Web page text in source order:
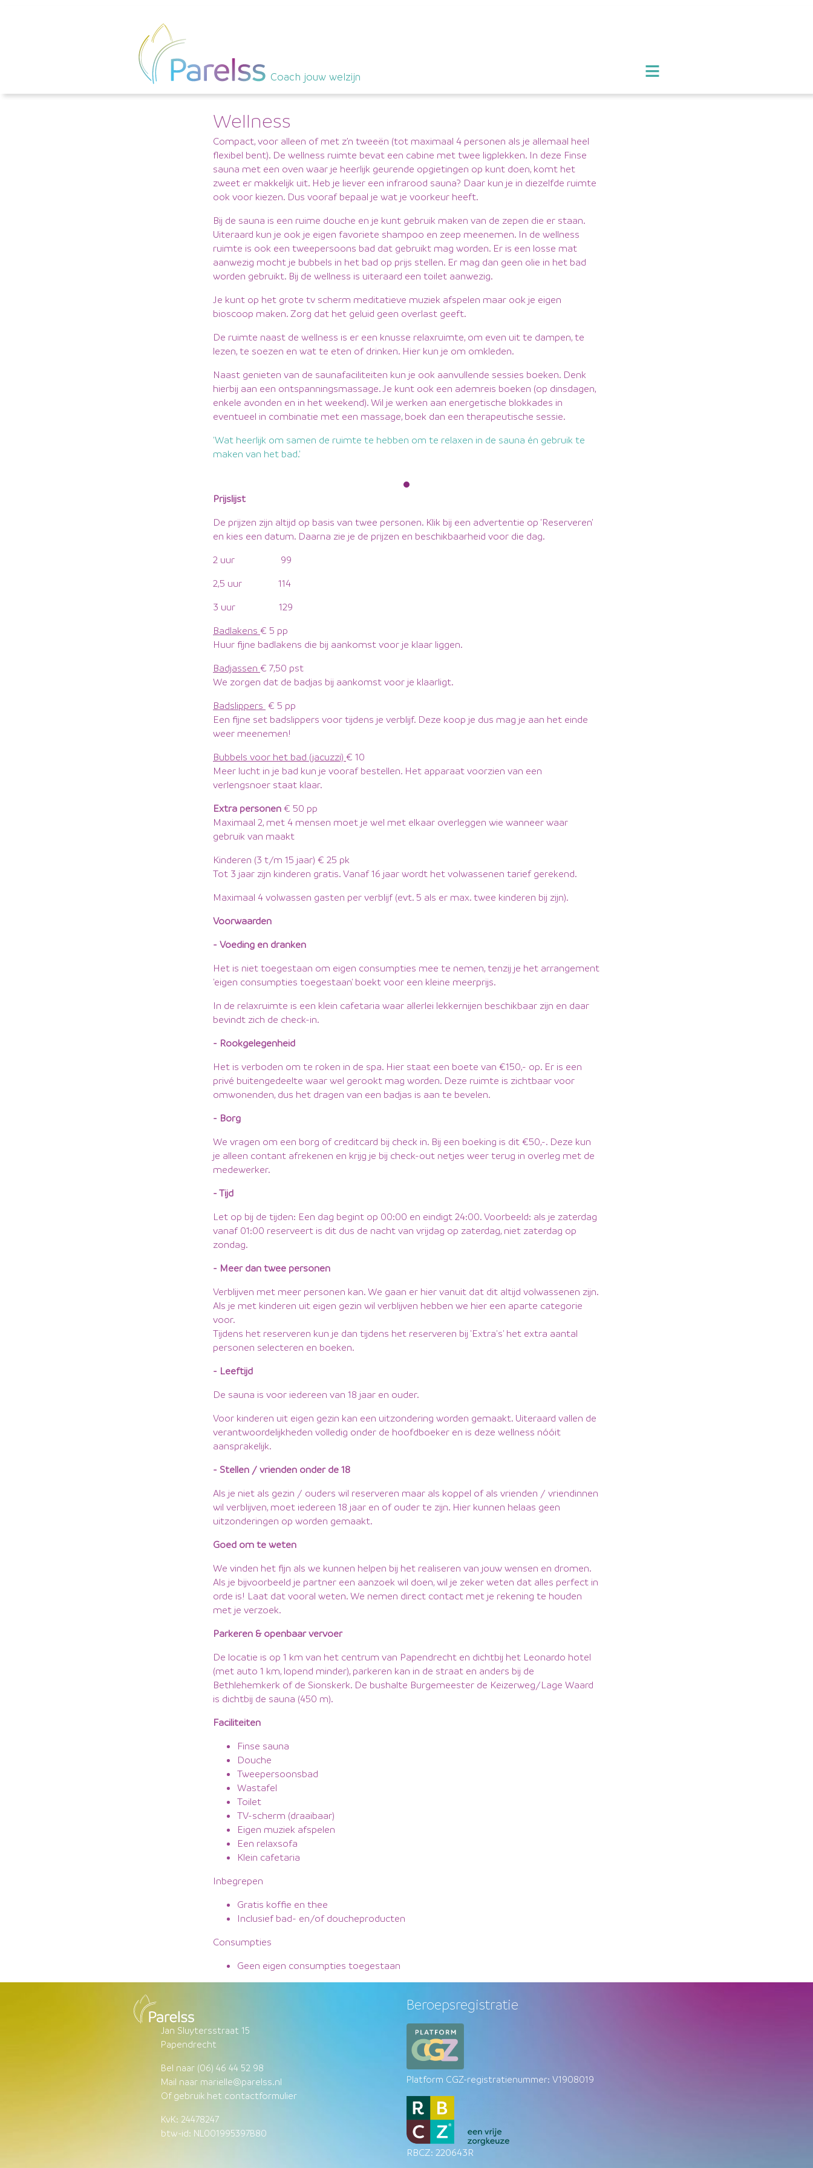
Coach jouw welzijn ≡
Wellness
Compact, voor alleen of met z’n tweeën (tot maximaal 4 personen als je allemaal heel
flexibel bent). De wellness ruimte bevat een cabine met twee ligplekken. In deze Finse
sauna met een oven waar je heerlijk geurende opgietingen op kunt doen, komt het
zweet er makkelijk uit. Heb je liever een infrarood sauna? Daar kun je in diezelfde ruimte
ook voor kiezen. Dus vooraf bepaal je wat je voorkeur heeft.
Bij de sauna is een ruime douche en je kunt gebruik maken van de zepen die er staan.
Uiteraard kun je ook je eigen favoriete shampoo en zeep meenemen. In de wellness
ruimte is ook een tweepersoons bad dat gebruikt mag worden. Er is een losse mat
aanwezig mocht je bubbels in het bad op prijs stellen. Er mag dan geen olie in het bad
worden gebruikt. Bij de wellness is uiteraard een toilet aanwezig.
Je kunt op het grote tv scherm meditatieve muziek afspelen maar ook je eigen
bioscoop maken. Zorg dat het geluid geen overlast geeft.
De ruimte naast de wellness is er een knusse relaxruimte, om even uit te dampen, te
lezen, te soezen en wat te eten of drinken. Hier kun je om omkleden.
Naast genieten van de saunafaciliteiten kun je ook aanvullende sessies boeken. Denk
hierbij aan een ontspanningsmassage. Je kunt ook een ademreis boeken (op dinsdagen,
enkele avonden en in het weekend). Wil je werken aan energetische blokkades in
eventueel in combinatie met een massage, boek dan een therapeutische sessie.
'Wat heerlijk om samen de ruimte te hebben om te relaxen in de sauna én gebruik te
maken van het bad.'
Prijslijst
De prijzen zijn altijd op basis van twee personen. Klik bij een advertentie op 'Reserveren'
en kies een datum. Daarna zie je de prijzen en beschikbaarheid voor die dag.
2 uur 99
2,5 uur 114
3 uur 129
Badlakens € 5 pp
Huur fijne badlakens die bij aankomst voor je klaar liggen.
Badjassen € 7,50 pst
We zorgen dat de badjas bij aankomst voor je klaarligt.
Badslippers € 5 pp
Een fijne set badslippers voor tijdens je verblijf. Deze koop je dus mag je aan het einde
weer meenemen!
Bubbels voor het bad (jacuzzi) € 10
Meer lucht in je bad kun je vooraf bestellen. Het apparaat voorzien van een
verlengsnoer staat klaar.
Extra personen € 50 pp
Maximaal 2, met 4 mensen moet je wel met elkaar overleggen wie wanneer waar
gebruik van maakt
Kinderen (3 t/m 15 jaar) € 25 pk
Tot 3 jaar zijn kinderen gratis. Vanaf 16 jaar wordt het volwassenen tarief gerekend.
Maximaal 4 volwassen gasten per verblijf (evt. 5 als er max. twee kinderen bij zijn).
Voorwaarden
- Voeding en dranken
Het is niet toegestaan om eigen consumpties mee te nemen, tenzij je het arrangement
'eigen consumpties toegestaan' boekt voor een kleine meerprijs.
In de relaxruimte is een klein cafetaria waar allerlei lekkernijen beschikbaar zijn en daar
bevindt zich de check-in.
- Rookgelegenheid
Het is verboden om te roken in de spa. Hier staat een boete van €150,- op. Er is een
privé buitengedeelte waar wel gerookt mag worden. Deze ruimte is zichtbaar voor
omwonenden, dus het dragen van een badjas is aan te bevelen.
- Borg
We vragen om een borg of creditcard bij check in. Bij een boeking is dit €50,-. Deze kun
je alleen contant afrekenen en krijg je bij check-out netjes weer terug in overleg met de
medewerker.
- Tijd
Let op bij de tijden: Een dag begint op 00:00 en eindigt 24:00. Voorbeeld: als je zaterdag
vanaf 01:00 reserveert is dit dus de nacht van vrijdag op zaterdag, niet zaterdag op
zondag.
- Meer dan twee personen
Verblijven met meer personen kan. We gaan er hier vanuit dat dit altijd volwassenen zijn.
Als je met kinderen uit eigen gezin wil verblijven hebben we hier een aparte categorie
voor.
Tijdens het reserveren kun je dan tijdens het reserveren bij 'Extra's' het extra aantal
personen selecteren en boeken.
- Leeftijd
De sauna is voor iedereen van 18 jaar en ouder.
Voor kinderen uit eigen gezin kan een uitzondering worden gemaakt. Uiteraard vallen de
verantwoordelijkheden volledig onder de hoofdboeker en is deze wellness nóóit
aansprakelijk.
- Stellen / vrienden onder de 18
Als je niet als gezin / ouders wil reserveren maar als koppel of als vrienden / vriendinnen
wil verblijven, moet iedereen 18 jaar en of ouder te zijn. Hier kunnen helaas geen
uitzonderingen op worden gemaakt.
Goed om te weten
We vinden het fijn als we kunnen helpen bij het realiseren van jouw wensen en dromen.
Als je bijvoorbeeld je partner een aanzoek wil doen, wil je zeker weten dat alles perfect in
orde is! Laat dat vooral weten. We nemen direct contact met je rekening te houden
met je verzoek.
Parkeren & openbaar vervoer
De locatie is op 1 km van het centrum van Papendrecht en dichtbij het Leonardo hotel
(met auto 1 km, lopend minder), parkeren kan in de straat en anders bij de
Bethlehemkerk of de Sionskerk. De bushalte Burgemeester de Keizerweg/Lage Waard
is dichtbij de sauna (450 m).
Faciliteiten
Finse sauna
Douche
Tweepersoonsbad
Wastafel
Toilet
TV-scherm (draaibaar)
Eigen muziek afspelen
Een relaxsofa
Klein cafetaria
Inbegrepen
Gratis koffie en thee
Inclusief bad- en/of doucheproducten
Consumpties
Geen eigen consumpties toegestaan
Jan Sluytersstraat 15
Papendrecht
Bel naar (06) 46 44 52 98
Mail naar marielle@parelss.nl
Of gebruik het contactformulier
KvK: 24478247
btw-id: NL001995397B80
Beroepsregistratie
Platform CGZ-registratienummer: V1908019
RBCZ: 220643R